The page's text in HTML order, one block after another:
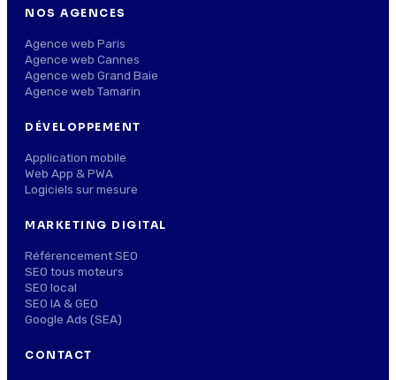
NOS AGENCES
Agence web Paris
Agence web Cannes
Agence web Grand Baie
Agence web Tamarin
DÉVELOPPEMENT
Application mobile
Web App & PWA
Logiciels sur mesure
MARKETING DIGITAL
Référencement SEO
SEO tous moteurs
SEO local
SEO IA & GEO
Google Ads (SEA)
CONTACT